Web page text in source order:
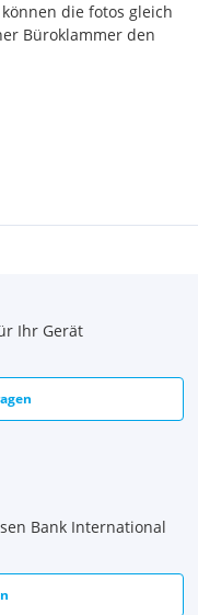
die fotos gleich
Büroklammer den
Ihr Gerät
Bank International